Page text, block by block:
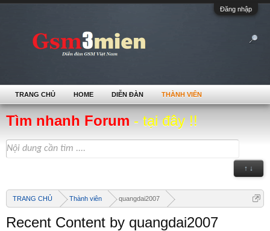
Đăng nhập
Tìm nhanh Forum - tại đây !!
↑ ↓
TRANG CHỦ Thành viên quangdai2007
Recent Content by quangdai2007
TRANG CHỦ HOME DIỄN ĐÀN THÀNH VIÊN